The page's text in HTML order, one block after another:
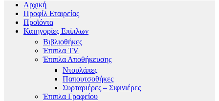
Αρχική
Προφίλ Εταιρείας
Προϊόντα
Κατηγορίες Επίπλων
Βιβλιοθήκες
Έπιπλα TV
Έπιπλα Αποθήκευσης
Ντουλάπες
Παπουτσοθήκες
Συρταριέρες – Σιφινιέρες
Έπιπλα Γραφείου